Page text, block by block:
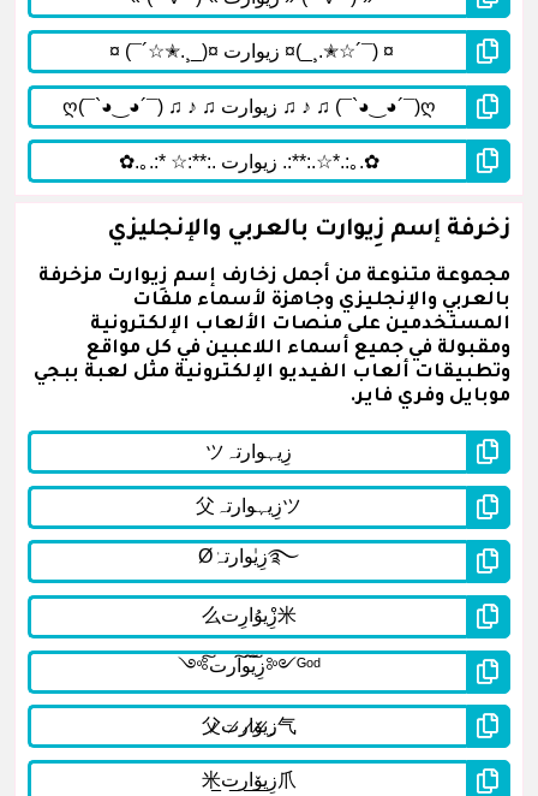
زخرفة إسم زِيوارت بالعربي والإنجليزي
مجموعة متنوعة من أجمل زخارف إسم زِيوارت مزخرفة
بالعربي والإنجليزي وجاهزة لأسماء ملفات
المستخدمين على منصات الألعاب الإلكترونية
ومقبولة في جميع أسماء اللاعبين في كل مواقع
وتطبيقات ألعاب الفيديو الإلكترونية مثل لعبة ببجي
موبايل وفري فاير.